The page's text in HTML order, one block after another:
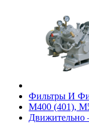
Фильтры И
М400 (401),
Движительно